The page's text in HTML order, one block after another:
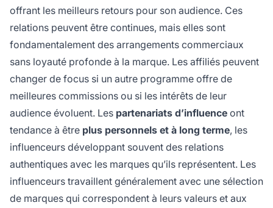
offrant les meilleurs retours pour son audience. Ces
relations peuvent être continues, mais elles sont
fondamentalement des arrangements commerciaux
sans loyauté profonde à la marque. Les affiliés peuvent
changer de focus si un autre programme offre de
meilleures commissions ou si les intérêts de leur
audience évoluent. Les partenariats d’influence ont
tendance à être plus personnels et à long terme, les
influenceurs développant souvent des relations
authentiques avec les marques qu’ils représentent. Les
influenceurs travaillent généralement avec une sélection
de marques qui correspondent à leurs valeurs et aux